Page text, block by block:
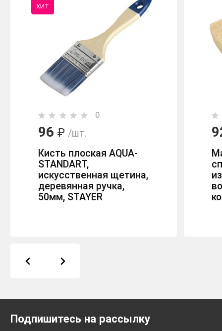
ХИТ
0
96 ₽ /шт.
Кисть плоская AQUA-
STANDART,
искусственная щетина,
деревянная ручка,
50мм, STAYER
Подпишитесь на рассылку